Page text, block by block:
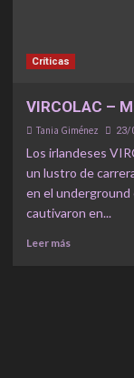
Críticas
VIRCOLAC –
Tania Giménez 23/
Los irlandeses
un lustro de
en el underground
cautivaron en...
Leer más